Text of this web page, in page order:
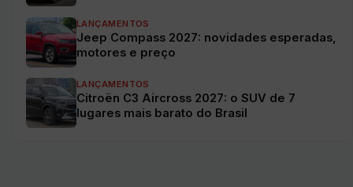
LANÇAMENTOS
Jeep Compass 2027: novidades esperadas,
motores e preço
LANÇAMENTOS
Citroën C3 Aircross 2027: o SUV de 7
lugares mais barato do Brasil